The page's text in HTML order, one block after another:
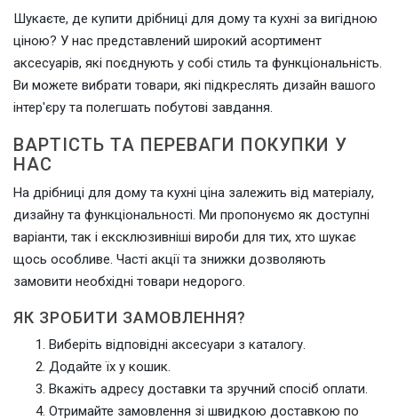
Шукаєте, де купити дрібниці для дому та кухні за вигідною
ціною? У нас представлений широкий асортимент
аксесуарів, які поєднують у собі стиль та функціональність.
Ви можете вибрати товари, які підкреслять дизайн вашого
інтер'єру та полегшать побутові завдання.
ВАРТІСТЬ ТА ПЕРЕВАГИ ПОКУПКИ У
НАС
На дрібниці для дому та кухні ціна залежить від матеріалу,
дизайну та функціональності. Ми пропонуємо як доступні
варіанти, так і ексклюзивніші вироби для тих, хто шукає
щось особливе. Часті акції та знижки дозволяють
замовити необхідні товари недорого.
ЯК ЗРОБИТИ ЗАМОВЛЕННЯ?
Виберіть відповідні аксесуари з каталогу.
Додайте їх у кошик.
Вкажіть адресу доставки та зручний спосіб оплати.
Отримайте замовлення зі швидкою доставкою по